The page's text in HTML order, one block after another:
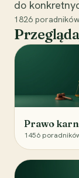
do
1826
Prawo
1456